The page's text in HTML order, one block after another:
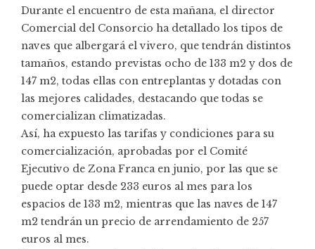
Durante el encuentro de esta mañana, el director
Comercial del Consorcio ha detallado los tipos de
naves que albergará el vivero, que tendrán distintos
tamaños, estando previstas ocho de 133 m2 y dos de
147 m2, todas ellas con entreplantas y dotadas con
las mejores calidades, destacando que todas se
comercializan climatizadas.
Así, ha expuesto las tarifas y condiciones para su
comercialización, aprobadas por el Comité
Ejecutivo de Zona Franca en junio, por las que se
puede optar desde 233 euros al mes para los
espacios de 133 m2, mientras que las naves de 147
m2 tendrán un precio de arrendamiento de 257
euros al mes.